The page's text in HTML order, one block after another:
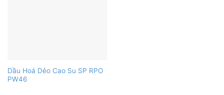
Dầu Hoá Dẻo Cao Su SP RPO
PW46